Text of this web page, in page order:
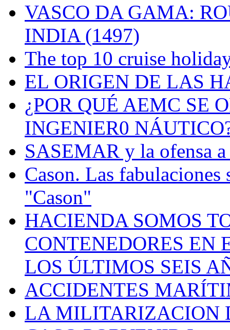
VASCO DA GAMA:
INDIA (1497)
The top 10 cruise
EL ORIGEN DE LAS
¿POR QUÉ AEMC SE
INGENIER0
SASEMAR y la ofensa a
Cason. Las fabulaciones
"Cason"
HACIENDA SOMOS
CONTENEDORES EN
LOS ÚLTIMOS SEIS
ACCIDENTES
LA MILITARIZACION